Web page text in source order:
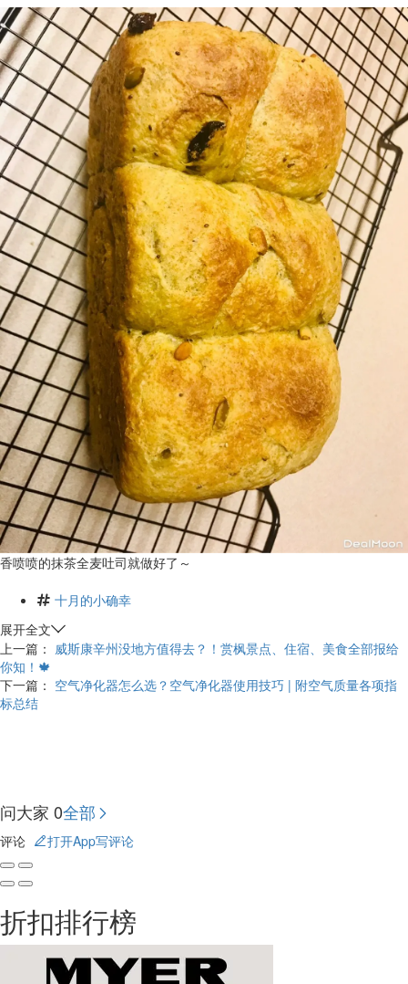
香喷喷的抹茶全麦吐司就做好了～
十月的小确幸
展开全文
上一篇： 威斯康辛州没地方值得去？！赏枫景点、住宿、美食全部报给
你知！🍁
下一篇： 空气净化器怎么选？空气净化器使用技巧 | 附空气质量各项指
标总结
问大家 0全部
评论 打开App写评论
折扣排行榜